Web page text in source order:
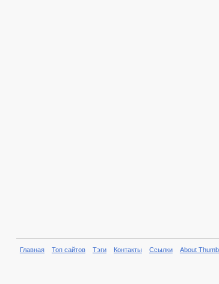
Главная Топ сайтов Тэги Контакты Ссылки About